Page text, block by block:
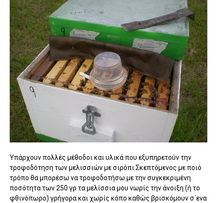
Υπάρχουν πολλές μέθοδοι και υλικά που εξυπηρετούν την
τροφοδότηση των μελισσιών με σιρόπι.Σκεπτόμενος με ποιό
τρόπο θα μπορέσω να τροφοδοτήσω με την συγκεκριμένη
ποσότητα των 250 γρ τα μελίσσια μου νωρίς την άνοιξη (ή το
φθινόπωρο) γρήγορα και χωρίς κόπο καθώς βρισκόμουν σ΄ενα